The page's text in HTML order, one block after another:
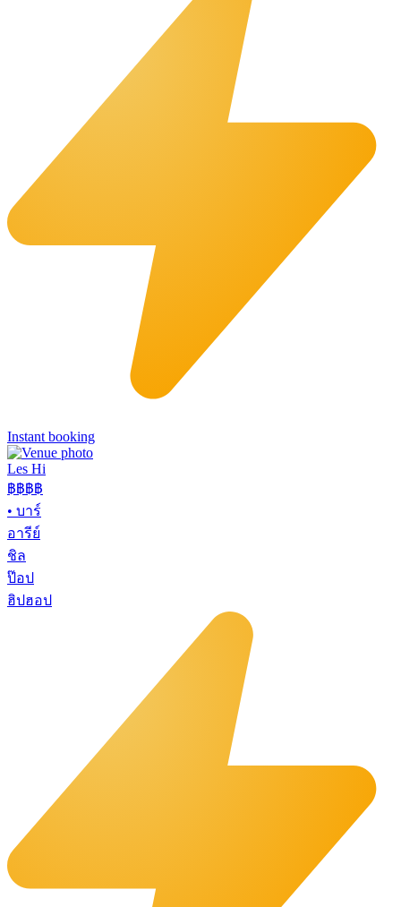
Instant booking
Les Hi
฿฿฿฿
• บาร์
อารีย์
ชิล
ป๊อป
ฮิปฮอป